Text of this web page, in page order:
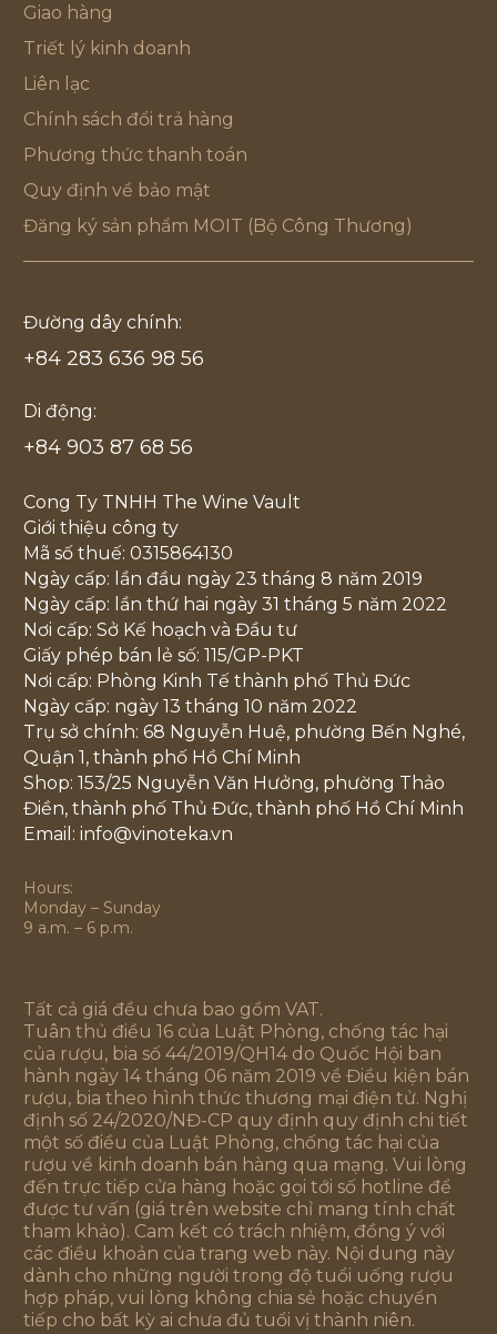
Giao hàng
Triết lý kinh doanh
Liên lạc
Chính sách đổi trả hàng
Phương thức thanh toán
Quy định về bảo mật
Đăng ký sản phẩm MOIT (Bộ Công Thương)
Đường dây chính:
+84 283 636 98 56
Di động:
+84 903 87 68 56
Cong Ty TNHH The Wine Vault
Giới thiệu công ty
Mã số thuế: 0315864130
Ngày cấp: lần đầu ngày 23 tháng 8 năm 2019
Ngày cấp: lần thứ hai ngày 31 tháng 5 năm 2022
Nơi cấp: Sở Kế hoạch và Đầu tư
Giấy phép bán lẻ số: 115/GP-PKT
Nơi cấp: Phòng Kinh Tế thành phố Thủ Đức
Ngày cấp: ngày 13 tháng 10 năm 2022
Trụ sở chính: 68 Nguyễn Huệ, phường Bến Nghé,
Quận 1, thành phố Hồ Chí Minh
Shop: 153/25 Nguyễn Văn Hưởng, phường Thảo
Điền, thành phố Thủ Đức, thành phố Hồ Chí Minh
Email: info@vinoteka.vn
Hours:
Monday – Sunday
9 a.m. – 6 p.m.
Tất cả giá đều chưa bao gồm VAT.
Tuân thủ điều 16 của Luật Phòng, chống tác hại
của rượu, bia số 44/2019/QH14 do Quốc Hội ban
hành ngày 14 tháng 06 năm 2019 về Điều kiện bán
rượu, bia theo hình thức thương mại điện tử. Nghị
định số 24/2020/NĐ-CP quy định quy định chi tiết
một số điều của Luật Phòng, chống tác hại của
rượu về kinh doanh bán hàng qua mạng. Vui lòng
đến trực tiếp cửa hàng hoặc gọi tới số hotline để
được tư vấn (giá trên website chỉ mang tính chất
tham khảo). Cam kết có trách nhiệm, đồng ý với
các điều khoản của trang web này. Nội dung này
dành cho những người trong độ tuổi uống rượu
hợp pháp, vui lòng không chia sẻ hoặc chuyển
tiếp cho bất kỳ ai chưa đủ tuổi vị thành niên.